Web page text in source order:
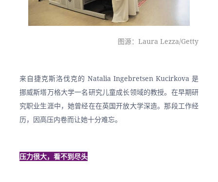
图源：Laura Lezza/Getty
来自捷克斯洛伐克的 Natalia Ingebretsen Kucirkova 是
挪威斯塔万格大学一名研究儿童成长领域的教授。在早期研
究职业生涯中，她曾经在在英国开放大学深造。那段工作经
历，因高压内卷而让她十分难忘。
压力很大，看不到尽头